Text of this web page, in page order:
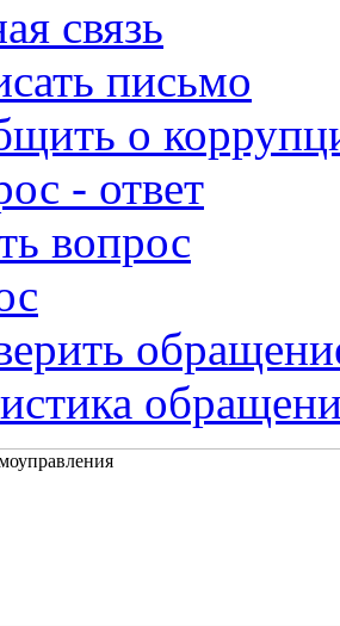
связь
письмо
о
- ответ
вопрос